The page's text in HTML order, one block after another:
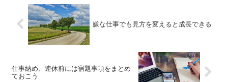
嫌な仕事でも見方を変えると成長できる
仕事納め、連休前には宿題事項をまとめ
ておこう